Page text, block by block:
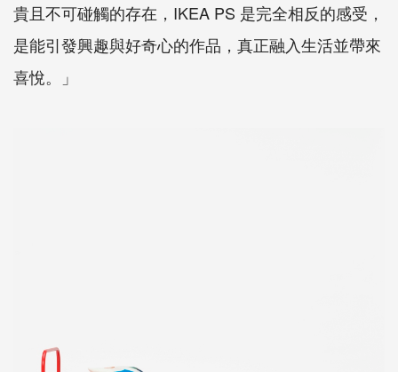
貴且不可碰觸的存在，IKEA PS 是完全相反的感受，
是能引發興趣與好奇心的作品，真正融入生活並帶來
喜悅。」